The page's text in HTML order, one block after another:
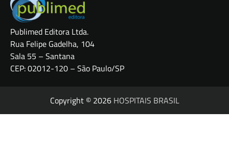
Publimed Editora Ltda.
Rua Felipe Gadelha, 104
Sala 55 – Santana
CEP: 02012-120 – São Paulo/SP
Copyright © 2026 HOSPITAIS BRASIL